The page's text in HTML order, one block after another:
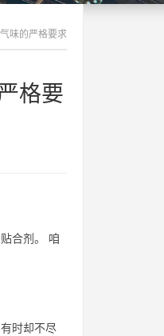
味的严格要求
格要
合剂。 咱
时却不尽